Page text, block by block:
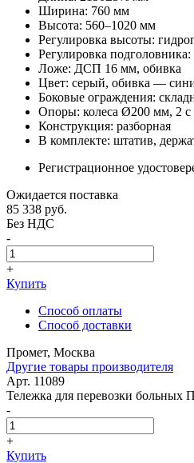
Ширина: 760 мм
Высота: 560–1020 мм
Регулировка высоты:
Регулировка
Ложе: ДСП 16 мм, обивка
Цвет: серый, обивка —
Боковые ограждения:
Опоры: колеса Ø200 мм, 2 с
Конструкция: разборная
В комплекте: штатив,
Регистрационное
Ожидается поставка
85 338 руб.
Без НДС
-
+
Купить
Способ оплаты
Способ доставки
Промет, Москва
Другие товары производителя
Арт. 11089
Тележка для перевозки
-
+
Купить